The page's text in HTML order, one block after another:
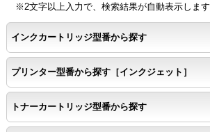
※2文字以上入力で、検索結果が自動表示します
インクカートリッジ型番から探す
プリンター型番から探す［インクジェット］
トナーカートリッジ型番から探す